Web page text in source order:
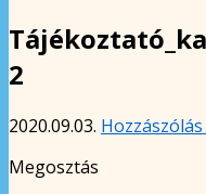
2
2020.09.03.
Megosztás